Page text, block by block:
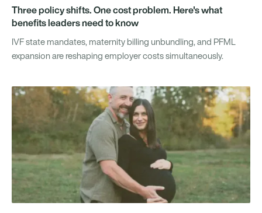
Three policy shifts. One cost problem. Here's what
benefits leaders need to know
IVF state mandates, maternity billing unbundling, and PFML
expansion are reshaping employer costs simultaneously.